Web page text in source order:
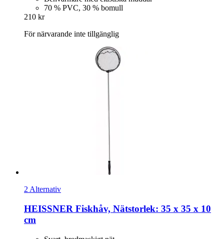
70 % PVC, 30 % bomull
210 kr
För närvarande inte tillgänglig
2 Alternativ
HEISSNER Fiskhåv, Nätstorlek: 35 x 35 x 10
cm